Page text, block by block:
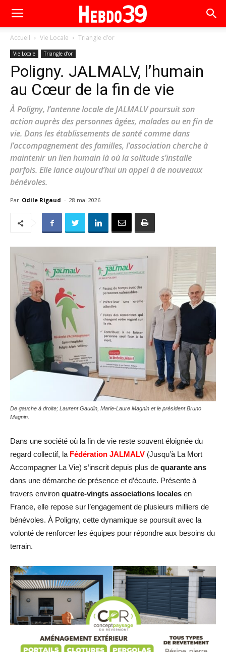
Accueil Vie Locale Triangle d’or
Vie Locale Triangle d’or
Poligny. JALMALV, l’humain
au Cœur de la fin de vie
À Poligny, l’antenne locale de JALMALV poursuit son
action auprès des personnes âgées, malades ou en fin de
vie. Dans les établissements de santé comme dans
l’accompagnement des familles, l’association cherche à
maintenir un lien humain là où la solitude s’installe
parfois. Elle lance aujourd’hui un appel à de nouveaux
bénévoles.
Par Odile Rigaud - 28 mai 2026
De gauche à droite; Laurent Gaudin, Marie-Laure Magnin et le président Bruno
Magnin.
Dans une société où la fin de vie reste souvent éloignée du
regard collectif, la Fédération JALMALV (Jusqu’à La Mort
Accompagner La Vie) s’inscrit depuis plus de quarante ans
dans une démarche de présence et d’écoute. Présente à
travers environ quatre-vingts associations locales en
France, elle repose sur l’engagement de plusieurs milliers de
bénévoles. À Poligny, cette dynamique se poursuit avec la
volonté de renforcer les équipes pour répondre aux besoins du
terrain.